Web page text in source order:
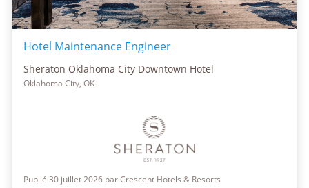
Hotel Maintenance Engineer
Sheraton Oklahoma City Downtown Hotel
Oklahoma City, OK
Publié 30 juillet 2026 par Crescent Hotels & Resorts